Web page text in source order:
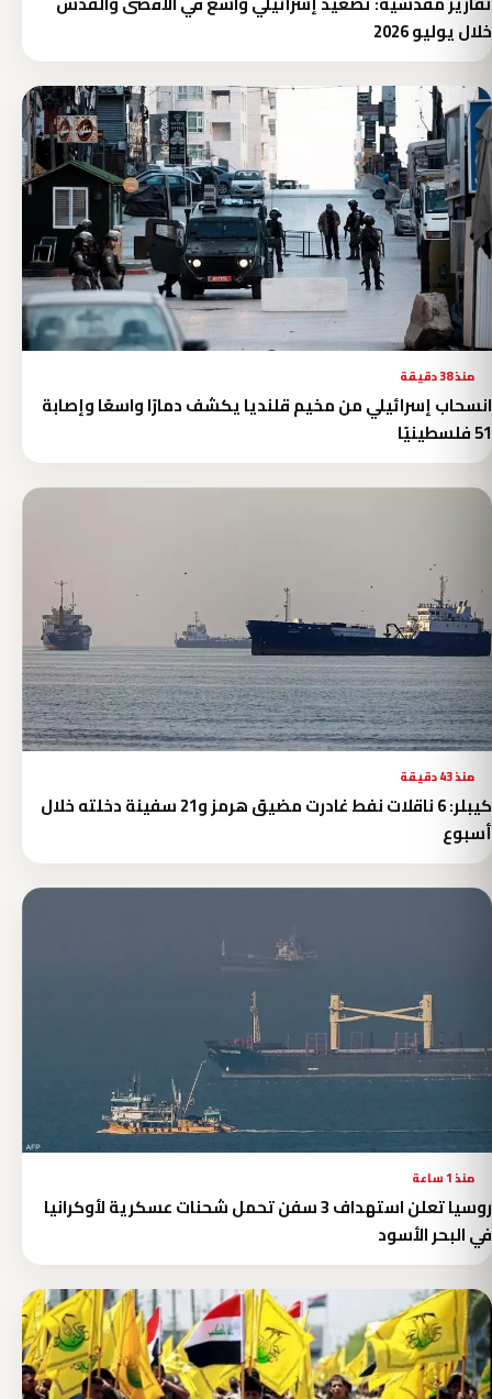
خلال يوليو 2026
منذ 38 دقيقة
انسحاب إسرائيلي من مخيم قلنديا يكشف دمارًا واسعًا وإصابة
51 فلسطينيًا
منذ 43 دقيقة
كيبلر: 6 ناقلات نفط غادرت مضيق هرمز و21 سفينة دخلته خلال
أسبوع
منذ 1 ساعة
روسيا تعلن استهداف 3 سفن تحمل شحنات عسكرية لأوكرانيا
في البحر الأسود